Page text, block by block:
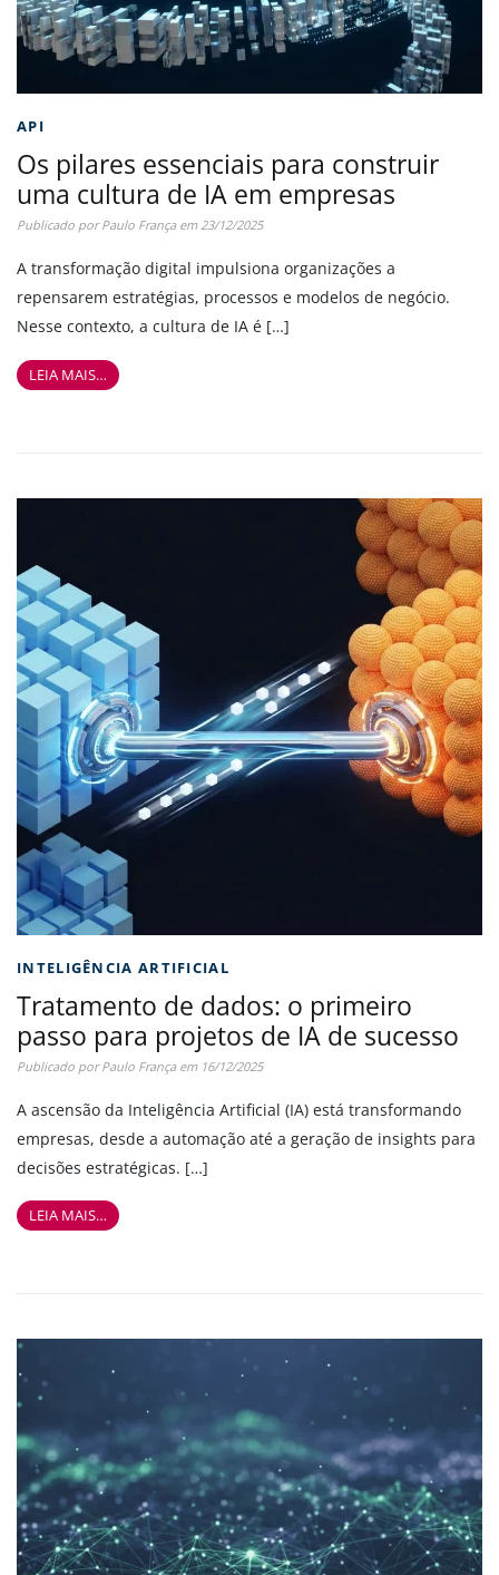
API
Os pilares essenciais para construir
uma cultura de IA em empresas
Publicado porPaulo Françaem 23/12/2025
A transformação digital impulsiona organizações a
repensarem estratégias, processos e modelos de negócio.
Nesse contexto, a cultura de IA é […]
LEIA MAIS…
INTELIGÊNCIA ARTIFICIAL
Tratamento de dados: o primeiro
passo para projetos de IA de sucesso
Publicado porPaulo Françaem 16/12/2025
A ascensão da Inteligência Artificial (IA) está transformando
empresas, desde a automação até a geração de insights para
decisões estratégicas. […]
LEIA MAIS…